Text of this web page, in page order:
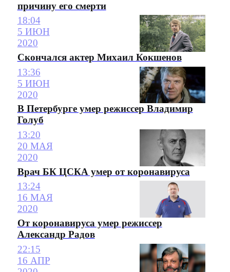
причину его смерти
18:04
5 ИЮН
2020
Скончался актер Михаил Кокшенов
13:36
5 ИЮН
2020
В Петербурге умер режиссер Владимир
Голуб
13:20
20 МАЯ
2020
Врач БК ЦСКА умер от коронавируса
13:24
16 МАЯ
2020
От коронавируса умер режиссер
Александр Радов
22:15
16 АПР